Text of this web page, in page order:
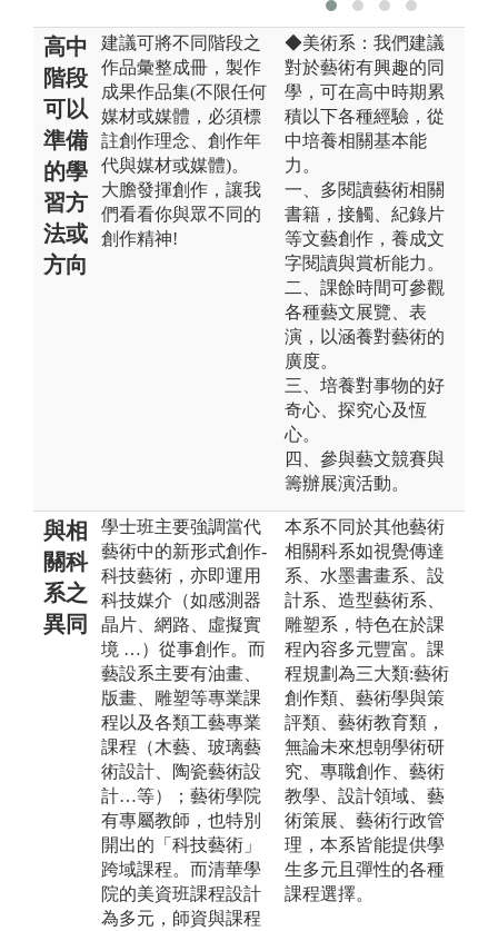
高中
階段
可以
準備
的學
習方
法或
方向
建議可將不同階段之
作品彙整成冊，製作
成果作品集(不限任何
媒材或媒體，必須標
註創作理念、創作年
代與媒材或媒體)。
大膽發揮創作，讓我
們看看你與眾不同的
創作精神!
◆美術系：我們建議
對於藝術有興趣的同
學，可在高中時期累
積以下各種經驗，從
中培養相關基本能
力。
一、多閱讀藝術相關
書籍，接觸、紀錄片
等文藝創作，養成文
字閱讀與賞析能力。
二、課餘時間可參觀
各種藝文展覽、表
演，以涵養對藝術的
廣度。
三、培養對事物的好
奇心、探究心及恆
心。
四、參與藝文競賽與
籌辦展演活動。
與相
關科
系之
異同
學士班主要強調當代
藝術中的新形式創作-
科技藝術，亦即運用
科技媒介（如感測器
晶片、網路、虛擬實
境 …）從事創作。而
藝設系主要有油畫、
版畫、雕塑等專業課
程以及各類工藝專業
課程（木藝、玻璃藝
術設計、陶瓷藝術設
計…等）；藝術學院
有專屬教師，也特別
開出的「科技藝術」
跨域課程。而清華學
院的美資班課程設計
為多元，師資與課程
本系不同於其他藝術
相關科系如視覺傳達
系、水墨書畫系、設
計系、造型藝術系、
雕塑系，特色在於課
程內容多元豐富。課
程規劃為三大類:藝術
創作類、藝術學與策
評類、藝術教育類，
無論未來想朝學術研
究、專職創作、藝術
教學、設計領域、藝
術策展、藝術行政管
理，本系皆能提供學
生多元且彈性的各種
課程選擇。